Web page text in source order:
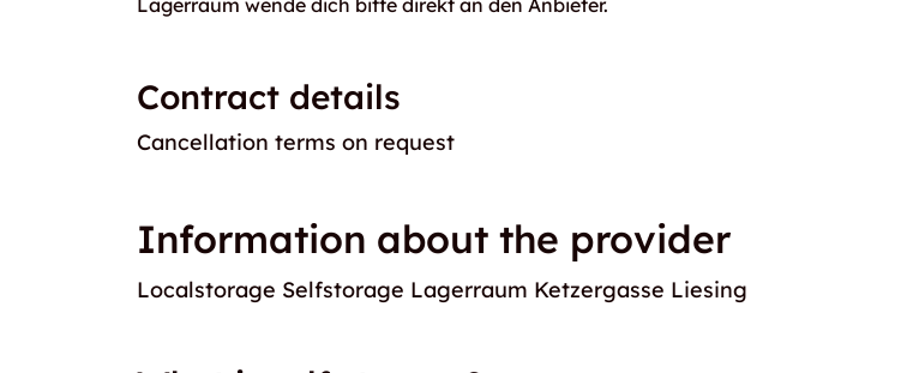
Lagerraum wende dich bitte direkt an den Anbieter.
Contract details
Cancellation terms on request
Information about the provider
Localstorage Selfstorage Lagerraum Ketzergasse Liesing